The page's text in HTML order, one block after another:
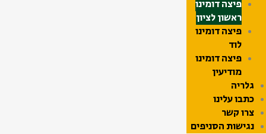
פיצה דומינו
ראשון לציון
פיצה דומינו
לוד
פיצה דומינו
מודיעין
גלריה
כתבו עלינו
צרו קשר
נגישות הסניפים